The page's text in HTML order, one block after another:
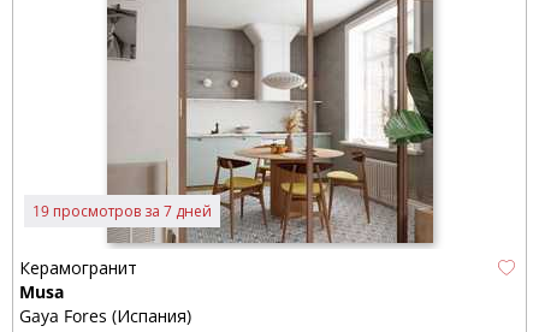
19 просмотров за 7 дней
Керамогранит
Musa
Gaya Fores (Испания)